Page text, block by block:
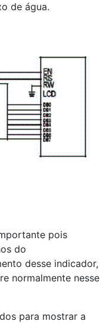
de água.
pois
do
desse indicador,
normalmente nesse
para mostrar a